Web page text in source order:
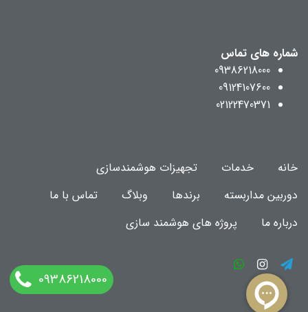
شماره های تماس
09386218000
09124107600
02122470371
خانه خدمات
تجهیزات هوشمندسازی
دوربین مداربسته
برندها وبلاگ
تماس با ما
درباره ما
پروژه های هوشمند سازی
09386218000